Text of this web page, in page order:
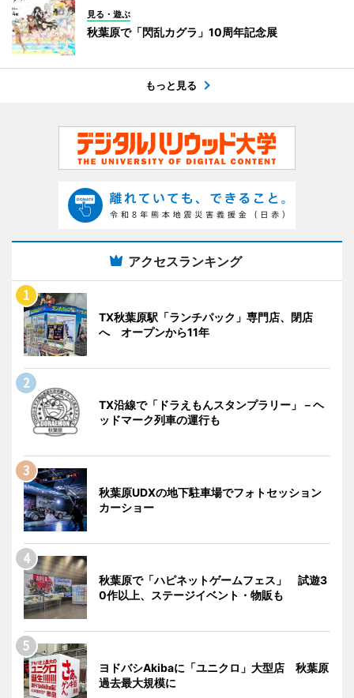
見る・遊ぶ
秋葉原で「閃乱カグラ」10周年記念展
もっと見る
アクセスランキング
TX秋葉原駅「ランチパック」専門店、閉店
へ オープンから11年
TX沿線で「ドラえもんスタンプラリー」－ヘ
ッドマーク列車の運行も
秋葉原UDXの地下駐車場でフォトセッション
カーショー
秋葉原で「ハピネットゲームフェス」 試遊3
0作以上、ステージイベント・物販も
ヨドバシAkibaに「ユニクロ」大型店 秋葉原
過去最大規模に